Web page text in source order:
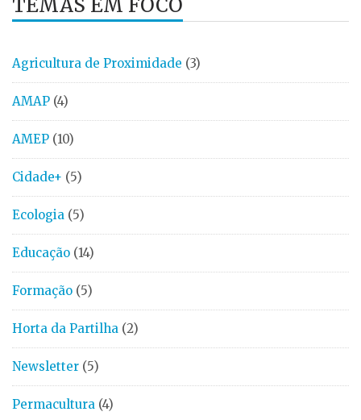
TEMAS EM FOCO
Agricultura de Proximidade (3)
AMAP (4)
AMEP (10)
Cidade+ (5)
Ecologia (5)
Educação (14)
Formação (5)
Horta da Partilha (2)
Newsletter (5)
Permacultura (4)